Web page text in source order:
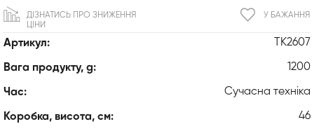
Артикул: TK2607
Вага продукту, g: 1200
Час: Сучасна техніка
Коробка, висота, см: 46
У БАЖАННЯ
ДІЗНАТИСЬ ПРО ЗНИЖЕННЯ
ЦІНИ